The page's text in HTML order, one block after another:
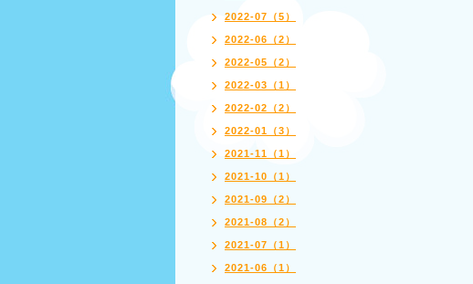
2022-07（5）
2022-06（2）
2022-05（2）
2022-03（1）
2022-02（2）
2022-01（3）
2021-11（1）
2021-10（1）
2021-09（2）
2021-08（2）
2021-07（1）
2021-06（1）